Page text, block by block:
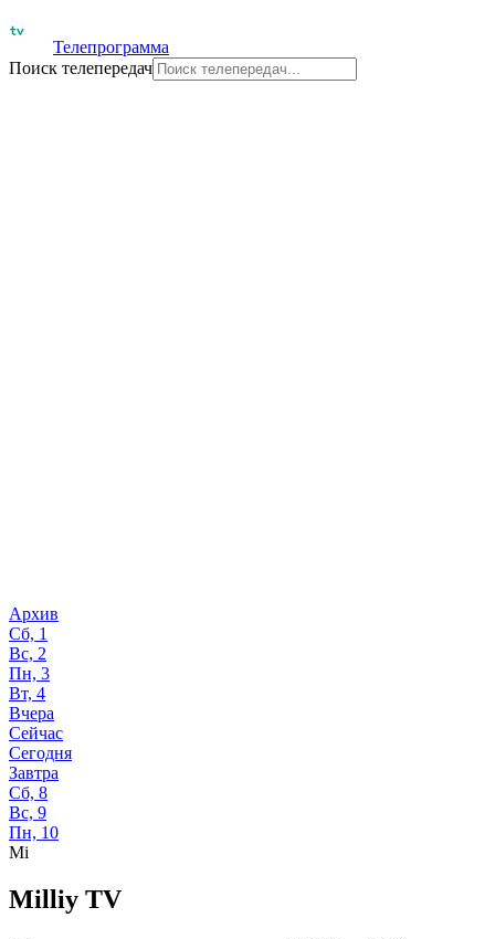
Телепрограмма
Поиск телепередач
Архив
Сб, 1
Вс, 2
Пн, 3
Вт, 4
Вчера
Сейчас
Сегодня
Завтра
Сб, 8
Вс, 9
Пн, 10
Mi
Milliy TV